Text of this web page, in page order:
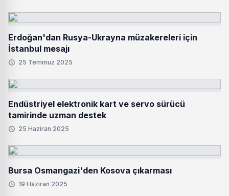
Erdoğan'dan Rusya-Ukrayna müzakereleri için
İstanbul mesajı
25 Temmuz 2025
Endüstriyel elektronik kart ve servo sürücü
tamirinde uzman destek
25 Haziran 2025
Bursa Osmangazi'den Kosova çıkarması
19 Haziran 2025